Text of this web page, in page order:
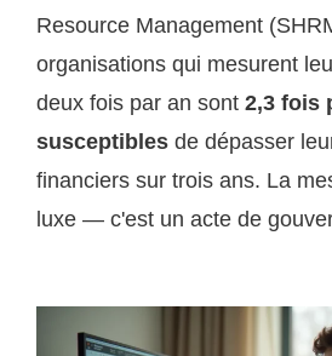
Resource Management
organisations qui mesurent
deux fois par an sont 2,3 fois
susceptibles de dépasser
financiers sur trois ans. La
luxe — c'est un acte de